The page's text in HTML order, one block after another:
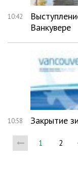
10:42
Ванкувере
10:58 Закрытие
1 2